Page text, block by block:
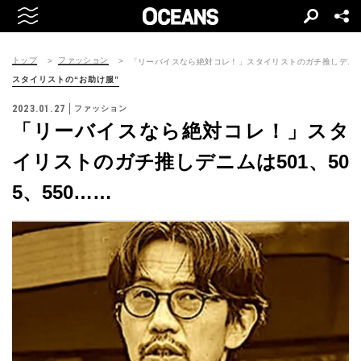
トップ ファッション 「リーバイスなら絶対コレ！」スタイリストのガチ推しデ
スタイリストの“お助け服”
2023.01.27 ファッション
「リーバイスなら絶対コレ！」スタ
イリストのガチ推しデニムは501、50
5、550……